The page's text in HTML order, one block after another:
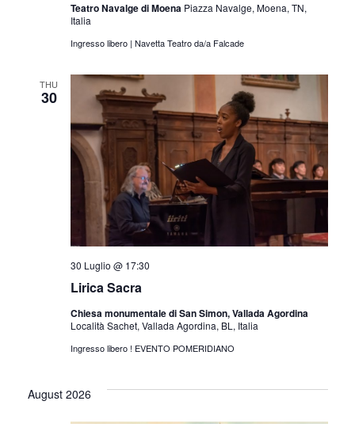
Teatro Navalge di Moena Piazza Navalge, Moena, TN,
Italia
Ingresso libero | Navetta Teatro da/a Falcade
THU
30
30 Luglio @ 17:30
Lirica Sacra
Chiesa monumentale di San Simon, Vallada Agordina
Località Sachet, Vallada Agordina, BL, Italia
Ingresso libero ! EVENTO POMERIDIANO
August 2026